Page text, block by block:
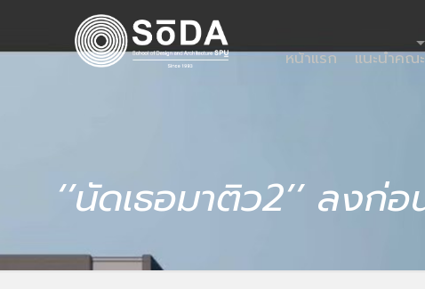
หน้าแรก แนะนำคณะ
‘’นัดเธอมาติว2’’ ลง